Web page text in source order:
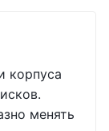
корпуса
менять